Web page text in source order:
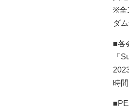
※全
ダ
■各
「
時